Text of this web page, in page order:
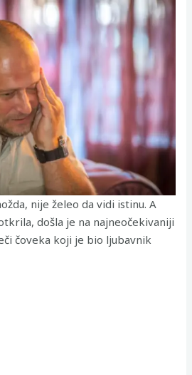
nije želeo da vidi istinu. A
došla je na najneočekivaniji
čoveka koji je bio ljubavnik